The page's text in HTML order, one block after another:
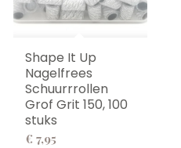
Shape It Up
Nagelfrees
Schuurrrollen
Grof Grit 150, 100
stuks
€ 7,95